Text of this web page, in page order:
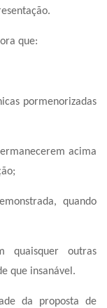
que:
pormenorizadas
acima
quando
quaisquer outras
que insanável.
da proposta de